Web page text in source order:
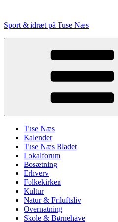
indhold
Sport & idræt på Tuse Næs
Tuse Næs
Kalender
Tuse Næs Bladet
Lokalforum
Bosætning
Erhverv
Folkekirken
Kultur
Natur & Friluftsliv
Overnatning
Skole & Børnehave